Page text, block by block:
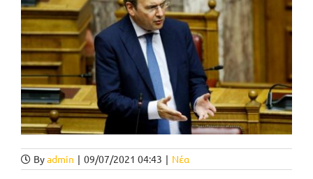
Byadmin | 09/07/2021 04:43 | Νέα